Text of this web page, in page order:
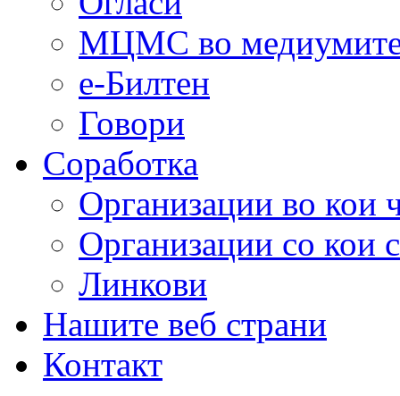
МЦМС во
е-Билтен
Говори
Соработка
Организации во кои
Организации со кои
Линкови
Нашите веб страни
Контакт